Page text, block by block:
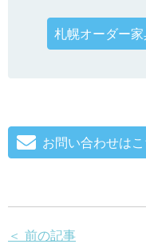
札幌オーダー
お問い合わせは
＜ 前の記事